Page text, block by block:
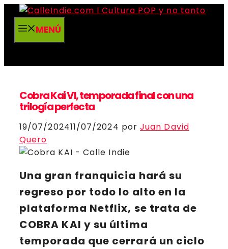
Saltar
contenidoMENÚ
Cobra Kai VI, temporada final con una
trilogía perfecta
19/07/202411/07/2024 porJuan David
Quero
Una gran franquicia hará su
regreso por todo lo alto en la
plataforma Netflix, se trata de
COBRA KAI y su última
temporada que cerrará un ciclo